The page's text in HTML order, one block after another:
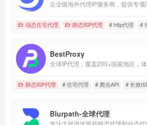
动态住宅代理 静态ISP代理 # http代理 #
BestProxy
静态ISP代理 # 住宅代理 # 爬虫API # 长效
Blurpath-全球代理